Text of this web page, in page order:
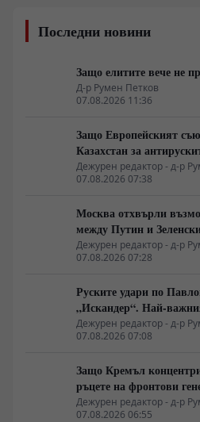
Последни новини
Защо елитите вече не
Д-р Румен Петков
07.08.2026 11:36
Защо Европейският
Казахстан за
Дежурен редактор - д-р
07.08.2026 07:38
Москва отхвърли
между Путин и
Дежурен редактор - д-р
07.08.2026 07:28
Руските удари по
„Искандер“. Най-
унищожен. Евакуират
специалисти“?
Дежурен редактор - д-р
07.08.2026 07:08
Защо Кремъл
ръцете на фронтови
Дежурен редактор - д-р
07.08.2026 06:55